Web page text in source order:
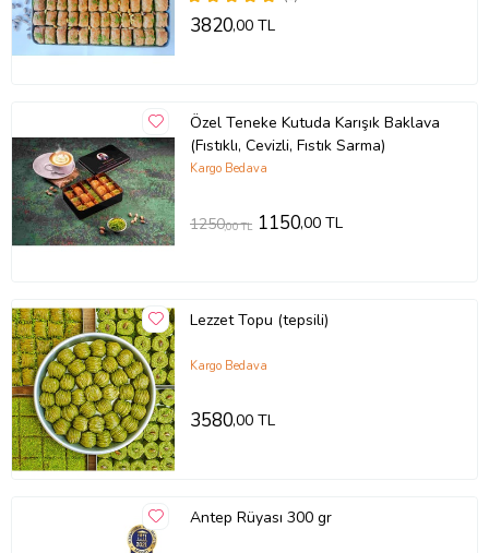
3820,00 TL
Özel Teneke Kutuda Karışık Baklava
(Fıstıklı, Cevizli, Fıstık Sarma)
Kargo Bedava
1250,00 TL 1150,00 TL
Lezzet Topu (tepsili)
Kargo Bedava
3580,00 TL
Antep Rüyası 300 gr